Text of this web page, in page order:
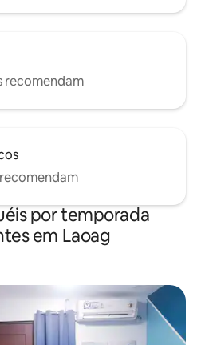
recomendam
por temporada
em Laoag